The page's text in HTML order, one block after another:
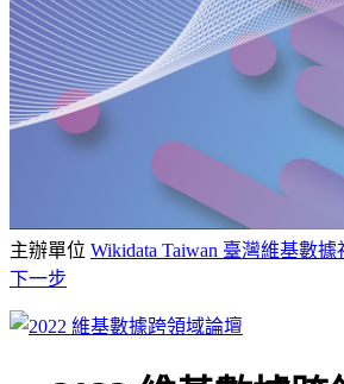
主辦單位 Wikidata Taiwan 臺灣維基數據
下一步